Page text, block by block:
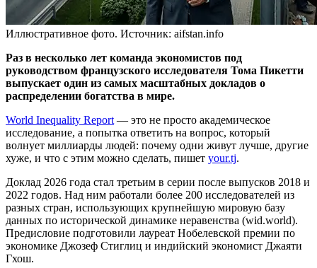
Иллюстративное фото. Источник: aifstan.info
Раз в несколько лет команда экономистов под
руководством французского исследователя Тома Пикетти
выпускает один из самых масштабных докладов о
распределении богатства в мире.
World Inequality Report — это не просто академическое
исследование, а попытка ответить на вопрос, который
волнует миллиарды людей: почему одни живут лучше, другие
хуже, и что с этим можно сделать, пишет your.tj.
Доклад 2026 года стал третьим в серии после выпусков 2018 и
2022 годов. Над ним работали более 200 исследователей из
разных стран, использующих крупнейшую мировую базу
данных по исторической динамике неравенства (wid.world).
Предисловие подготовили лауреат Нобелевской премии по
экономике Джозеф Стиглиц и индийский экономист Джаяти
Гхош.